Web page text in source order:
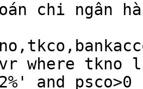
chi ngân
where tkno
and psco>0